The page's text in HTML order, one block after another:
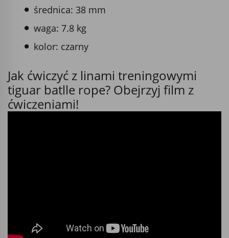
średnica: 38 mm
waga: 7.8 kg
kolor: czarny
Jak ćwiczyć z linami treningowymi
tiguar batlle rope? Obejrzyj film z
ćwiczeniami!